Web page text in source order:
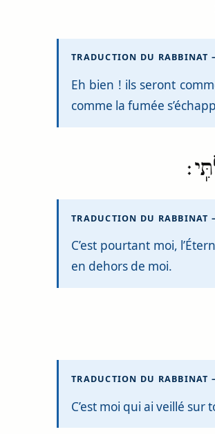
TRADUCTION DU RABBINAT
Eh bien ! ils seront
comme la fumée
TRADUCTION DU RABBINAT
C’est pourtant moi,
en dehors de moi.
TRADUCTION DU RABBINAT
C’est moi qui ai veillé